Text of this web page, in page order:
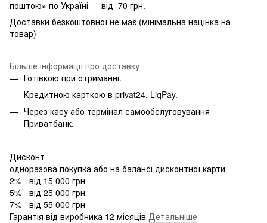
поштою» по Україні — від 70 грн.
Доставки безкоштовної не має (мінімальна націнка на
товар)
Більше інформації про доставку
Готівкою при отриманні.
Кредитною карткою в privat24, LiqPay.
Через касу або термінал самообслуговування
Приватбанк.
Дисконт
одноразова покупка або на балансі дисконтної карти
2% - від 15 000 грн
5% - від 25 000 грн
7% - від 55 000 грн
Гарантія від виробника 12 місяців Детальніше